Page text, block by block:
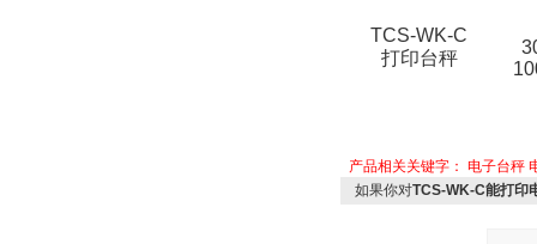
TCS-WK-C
打印台秤
产品相关关键字： 电子台秤
如果你对TCS-WK-C能打印